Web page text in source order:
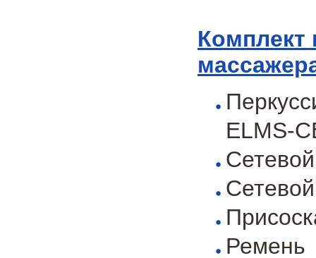
Комплект
ELMS-
Ремень